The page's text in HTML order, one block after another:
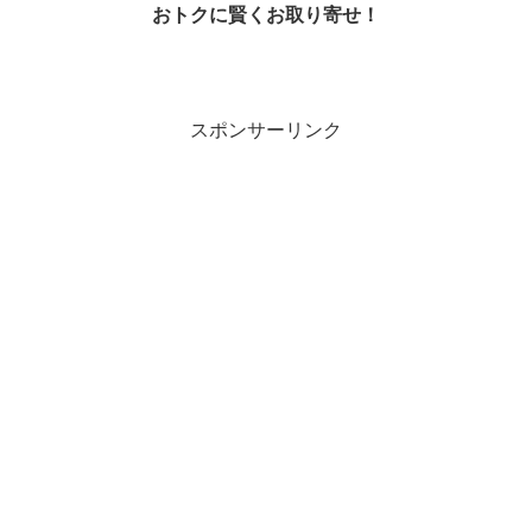
おトクに賢くお取り寄せ！
スポンサーリンク